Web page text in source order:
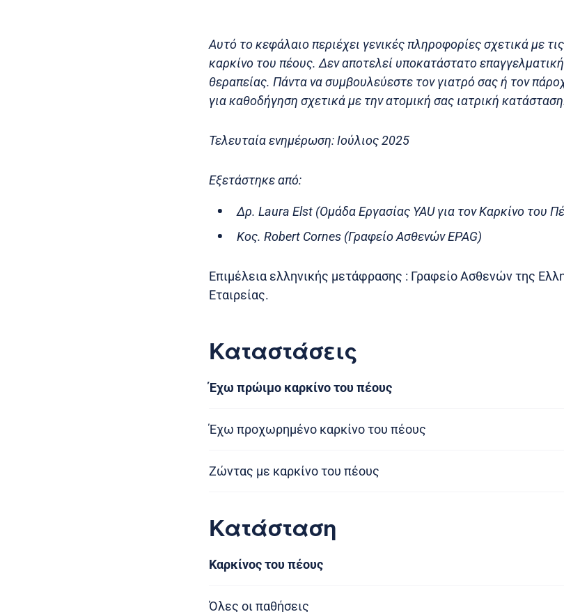
Αυτό το κεφάλαιο περιέχει γενικές πληροφορίες σχετικά με
καρκίνο του πέους. Δεν αποτελεί υποκατάστατο
θεραπείας. Πάντα να συμβουλεύεστε τον γιατρό σας ή τον
για καθοδήγηση σχετικά με την ατομική σας ιατρική
Τελευταία ενημέρωση: Ιούλιος 2025
Εξετάστηκε από:
Δρ. Laura Elst (Ομάδα Εργασίας YAU για τον Καρκίνο του
Κος. Robert Cornes (Γραφείο Ασθενών EPAG)
Επιμέλεια ελληνικής μετάφρασης : Γραφείο Ασθενών της
Εταιρείας.
Καταστάσεις
Έχω πρώιμο καρκίνο του πέους
Έχω προχωρημένο καρκίνο του πέους
Ζώντας με καρκίνο του πέους
Κατάσταση
Καρκίνος του πέους
Όλες οι παθήσεις